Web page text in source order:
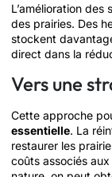
L’amélioration
des prairies. Des
stockent
direct dans la
Vers une
Cette approche
essentielle. La
restaurer les
coûts associés